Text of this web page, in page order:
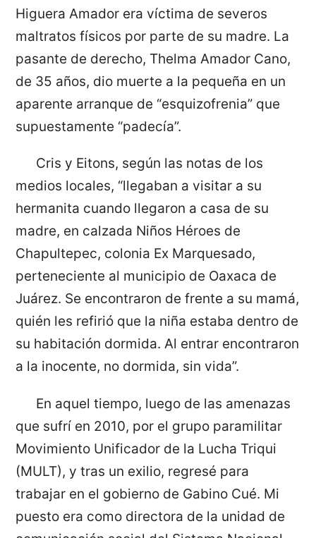
Higuera Amador era víctima de severos
maltratos físicos por parte de su madre. La
pasante de derecho, Thelma Amador Cano,
de 35 años, dio muerte a la pequeña en un
aparente arranque de “esquizofrenia” que
supuestamente “padecía”.
Cris y Eitons, según las notas de los
medios locales, “llegaban a visitar a su
hermanita cuando llegaron a casa de su
madre, en calzada Niños Héroes de
Chapultepec, colonia Ex Marquesado,
perteneciente al municipio de Oaxaca de
Juárez. Se encontraron de frente a su mamá,
quién les refirió que la niña estaba dentro de
su habitación dormida. Al entrar encontraron
a la inocente, no dormida, sin vida”.
En aquel tiempo, luego de las amenazas
que sufrí en 2010, por el grupo paramilitar
Movimiento Unificador de la Lucha Triqui
(MULT), y tras un exilio, regresé para
trabajar en el gobierno de Gabino Cué. Mi
puesto era como directora de la unidad de